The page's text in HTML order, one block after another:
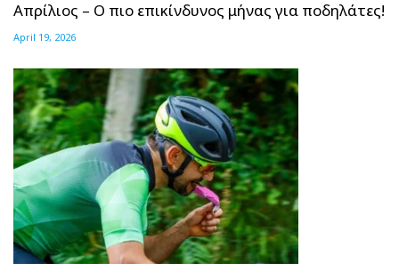
Απρίλιος – Ο πιο επικίνδυνος μήνας για ποδηλάτες!
April 19, 2026